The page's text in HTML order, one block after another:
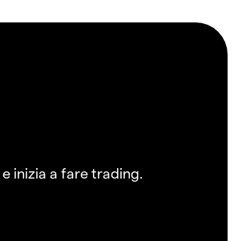
inizia a fare trading.